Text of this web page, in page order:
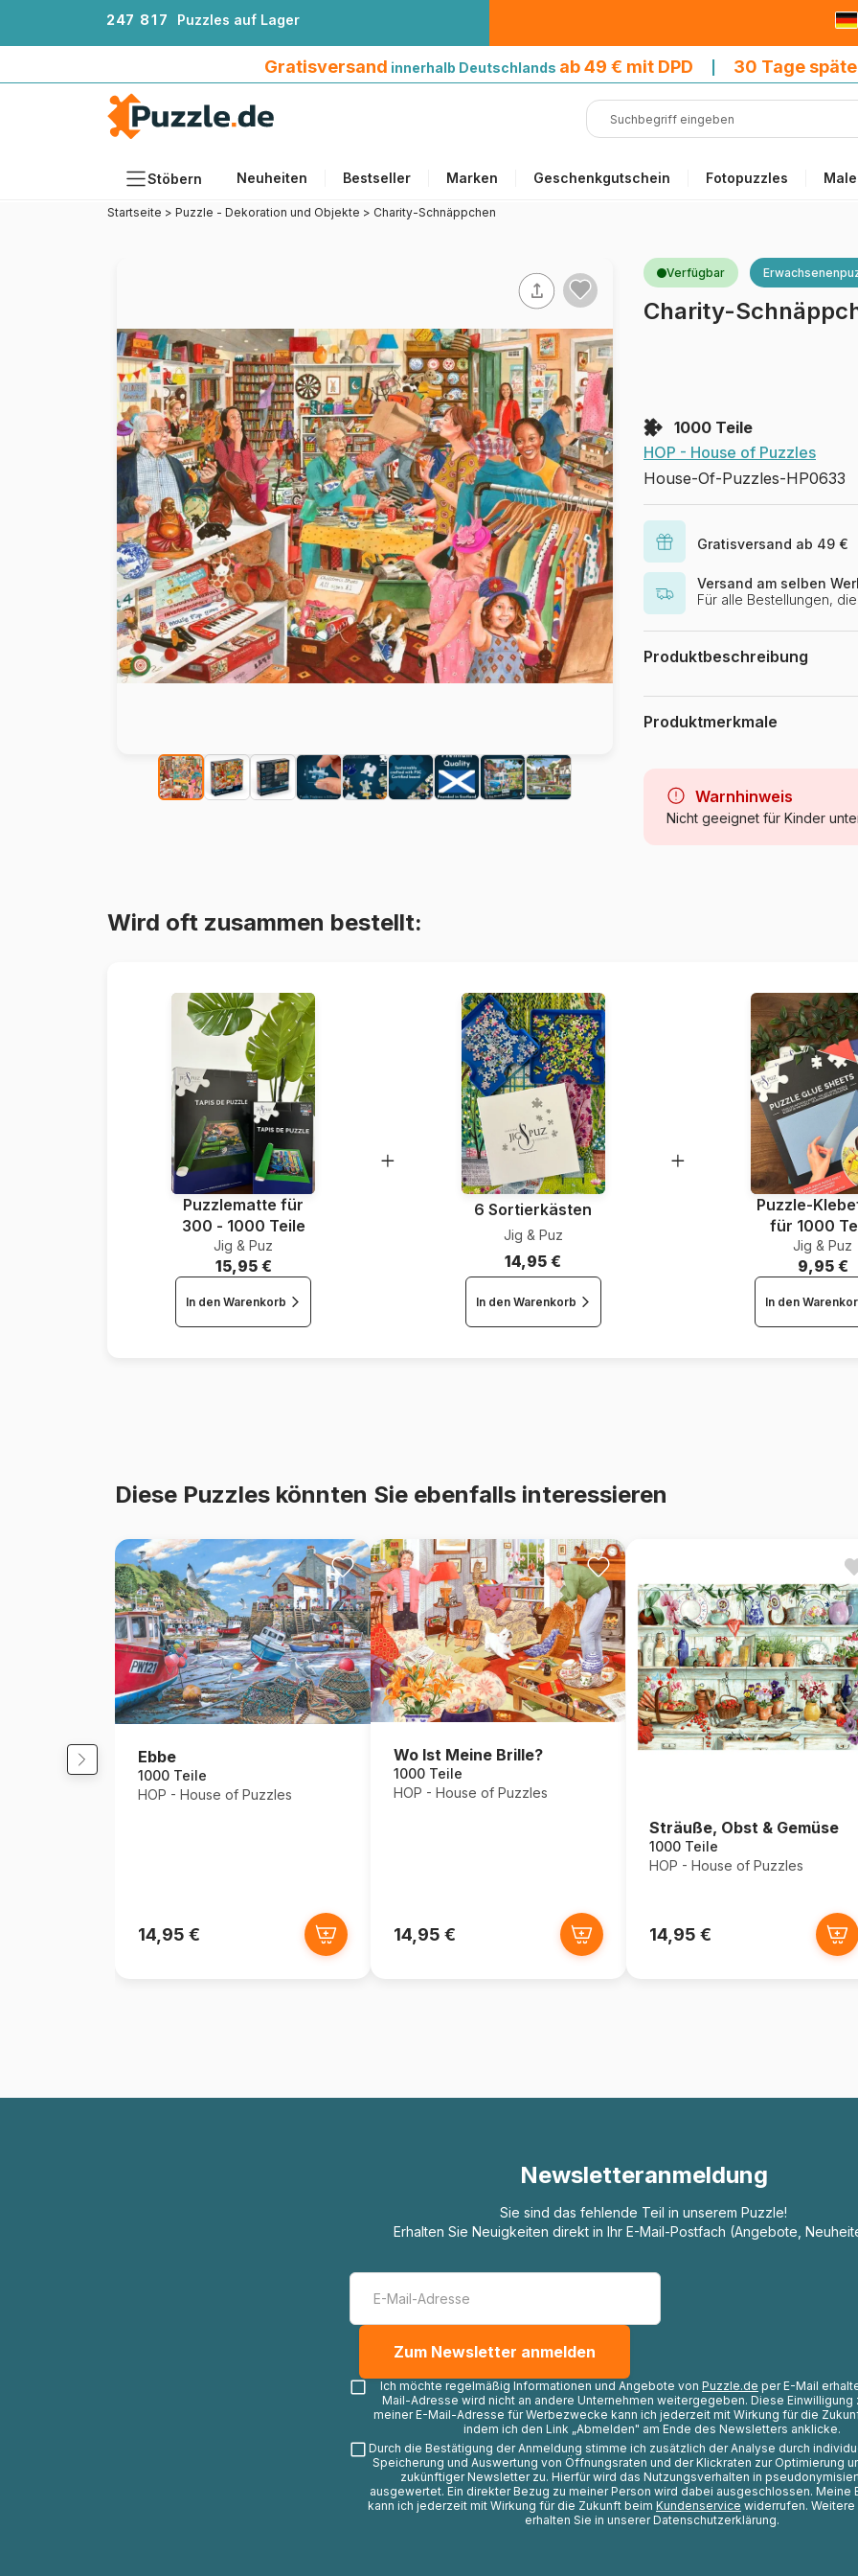
247 81 7 Puzzles auf Lager
Gratisversand innerhalb Deutschlands ab 49 € mit DPD 30 Tage
Stöbern Neuheiten Bestseller Marken Geschenkgutschein Fotopuzzles
Alter
Künstlerinnen und Künstler
Zubehör
Holzpuzzles
Malen nach Zahlen
Startseite > Puzzle - Dekoration und Objekte > Charity-Schnäppchen
Verfügbar
Charity-
1000 Teile
HOP - House of Puzzles
House-Of-Puzzles-HP0633
Gratisversand ab 49 €
Versand am selben
Für alle Bestellungen,
Produktbeschreibung
Tracy Hall
Produktmerkmale
Kategorie
Alter
Warnhinweis
Nicht geeignet für Kinder
Wird oft zusammen bestellt:
Puzzlematte für
300 - 1000 Teile
Jig & Puz
15,95 €
In den Warenkorb
6 Sortierkästen
Jig & Puz
14,95 €
In den Warenkorb
Puzzle-
für 1000
Jig & Puz
9,95 €
In den
Diese Puzzles könnten Sie ebenfalls interessieren
Ebbe
1000 Teile
HOP - House of Puzzles
14,95 €
Wo Ist Meine Brille?
1000 Teile
HOP - House of Puzzles
14,95 €
Sträuße, Obst & Gemüse
1000 Teile
HOP - House of Puzzles
14,95 €
Newsletteranmeldung
Sie sind das fehlende Teil in unserem Puzzle!
Erhalten Sie Neuigkeiten direkt in Ihr E-Mail-Postfach (Angebote,
Ich möchte regelmäßig Informationen und Angebote von Puzzle.de per E-Mail
Mail-Adresse wird nicht an andere Unternehmen weitergegeben. Diese Einwilligung
meiner E-Mail-Adresse für Werbezwecke kann ich jederzeit mit Wirkung für die
indem ich den Link „Abmelden" am Ende des Newsletters anklicke.
Durch die Bestätigung der Anmeldung stimme ich zusätzlich der Analyse durch
Speicherung und Auswertung von Öffnungsraten und der Klickraten zur Optimierung
zukünftiger Newsletter zu. Hierfür wird das Nutzungsverhalten in
ausgewertet. Ein direkter Bezug zu meiner Person wird dabei ausgeschlossen. Meine
kann ich jederzeit mit Wirkung für die Zukunft beim Kundenservice widerrufen.
erhalten Sie in unserer Datenschutzerklärung.